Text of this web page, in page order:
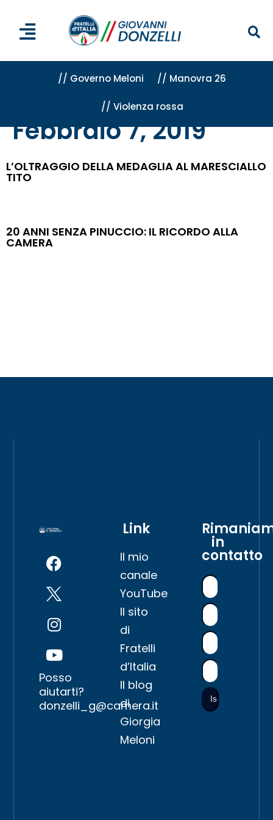
// Governo Meloni // Manovra 26
// Violenza rossa
Archivi per 7 Febbraio 2019
Febbraio 7, 2019
L’OLTRAGGIO DELLA MEDAGLIA AL MARESCIALLO
TITO
20 ANNI SENZA PINUCCIO: IL RICORDO ALLA
CAMERA
Posso
aiutarti?
donzelli_g@camera.it
Link
Il mio
canale
YouTube
Il sito
di
Fratelli
d’Italia
Il blog
di
Giorgia
Meloni
in
contatto